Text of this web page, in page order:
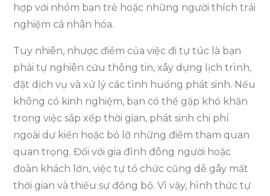
hợp với nhóm bạn trẻ hoặc những người thích trải
nghiệm cá nhân hóa.
Tuy nhiên, nhược điểm của việc đi tự túc là bạn
phải tự nghiên cứu thông tin, xây dựng lịch trình,
đặt dịch vụ và xử lý các tình huống phát sinh. Nếu
không có kinh nghiệm, bạn có thể gặp khó khăn
trong việc sắp xếp thời gian, phát sinh chi phí
ngoài dự kiến hoặc bỏ lỡ những điểm tham quan
quan trọng. Đối với gia đình đông người hoặc
đoàn khách lớn, việc tự tổ chức cũng dễ gây mất
thời gian và thiếu sự đồng bộ. Vì vậy, hình thức tự